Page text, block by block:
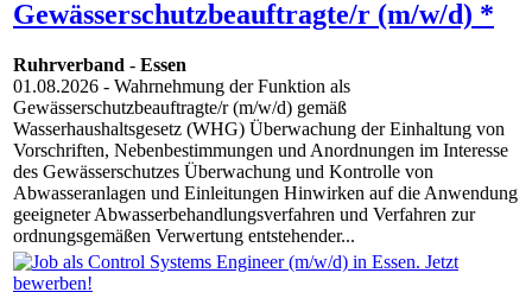
Gewässerschutzbeauftragte/r (m/w/d) *
Ruhrverband - Essen
01.08.2026 - Wahrnehmung der Funktion als
Gewässerschutzbeauftragte/r (m/w/d) gemäß
Wasserhaushaltsgesetz (WHG) Überwachung der Einhaltung von
Vorschriften, Nebenbestimmungen und Anordnungen im Interesse
des Gewässerschutzes Überwachung und Kontrolle von
Abwasseranlagen und Einleitungen Hinwirken auf die Anwendung
geeigneter Abwasserbehandlungsverfahren und Verfahren zur
ordnungsgemäßen Verwertung entstehender...